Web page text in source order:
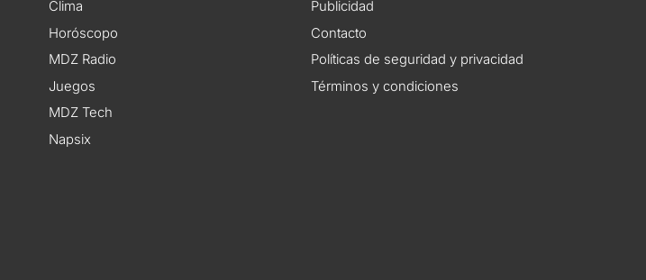
Clima
Horóscopo
MDZ Radio
Juegos
MDZ Tech
Napsix
Publicidad
Contacto
Políticas de seguridad y privacidad
Términos y condiciones